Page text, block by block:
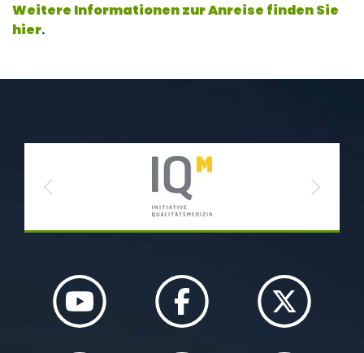
Weitere Informationen zur Anreise finden Sie
hier.
Previous Next